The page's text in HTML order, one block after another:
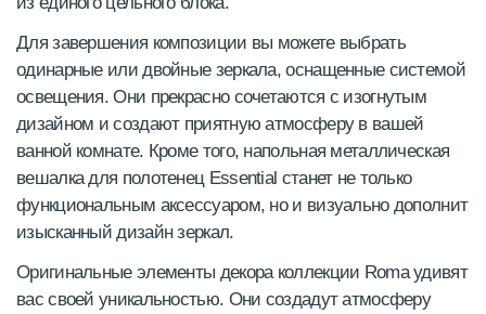
Для завершения композиции вы можете выбрать
одинарные или двойные зеркала, оснащенные системой
освещения. Они прекрасно сочетаются с изогнутым
дизайном и создают приятную атмосферу в вашей
ванной комнате. Кроме того, напольная металлическая
вешалка для полотенец Essential станет не только
функциональным аксессуаром, но и визуально дополнит
изысканный дизайн зеркал.
Оригинальные элементы декора коллекции Roma удивят
вас своей уникальностью. Они создадут атмосферу